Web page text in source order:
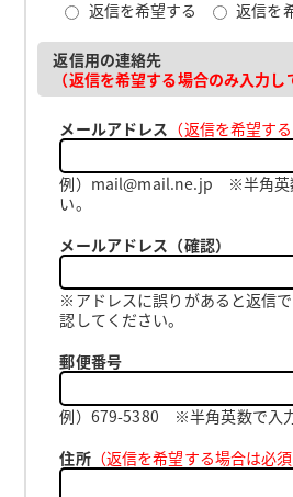
返信を希望する
返信を
返信用の連絡先
（返信を希望する場合のみ入力し
メールアドレス （返信を希望す
例）mail@mail.ne.jp ※半角英
い。
メールアドレス（確認）
※アドレスに誤りがあると返信
認してください。
郵便番号
例）679-5380 ※半角英数で入力
住所（返信を希望する場合は必須